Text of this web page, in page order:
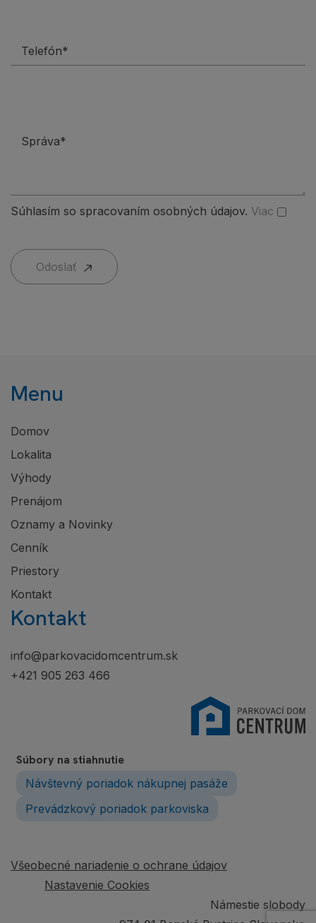
Súhlasím so spracovaním osobných údajov. Viac
Odoslať
Menu
Domov
Lokalita
Výhody
Prenájom
Oznamy a Novinky
Cenník
Priestory
Kontakt
Kontakt
info@parkovacidomcentrum.sk
+421 905 263 466
Súbory na stiahnutie
Návštevný poriadok nákupnej pasáže
Prevádzkový poriadok parkoviska
Všeobecné nariadenie o ochrane údajov
Nastavenie Cookies
Námestie slobody